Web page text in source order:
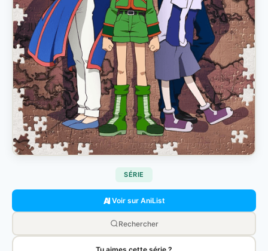
SÉRIE
Voir sur AniList
Rechercher